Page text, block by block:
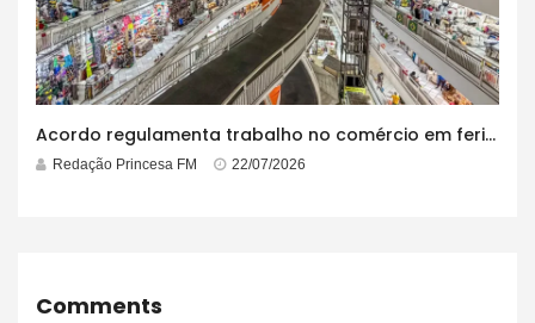
Acordo regulamenta trabalho no comércio em feriados
Redação Princesa FM 22/07/2026
Comments